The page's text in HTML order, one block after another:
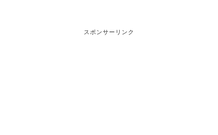
スポンサーリンク